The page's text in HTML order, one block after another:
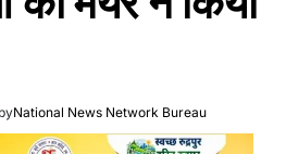
byNational News Network Bureau